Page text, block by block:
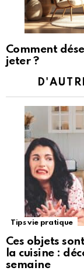
Comment
jeter ?
Tips vie pratique
Ces objets
la cuisine :
semaine